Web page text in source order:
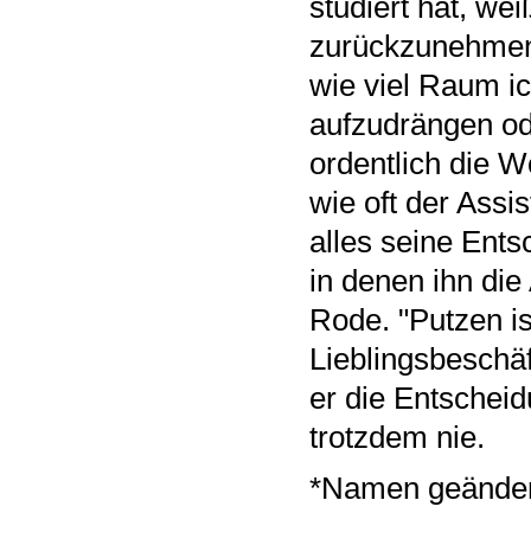
studiert hat,
wie viel Raum
aufzudrängen
ordentlich die
wie oft der
alles seine
in denen ihn
Rode. "Putzen
er die
trotzdem nie.
*Namen